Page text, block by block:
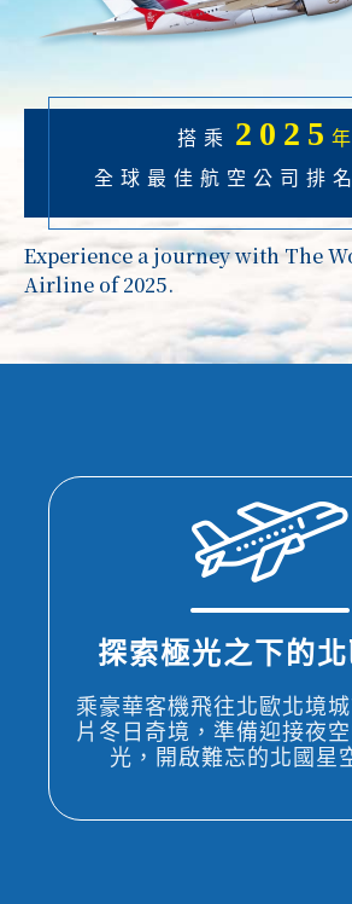
搭乘 2025 年
全球最佳航空公司排名
Experience a journey with The
Airline of 2025.
探索極光之下的
乘豪華客機飛往北歐北境
片冬日奇境，準備迎接夜
光，開啟難忘的北國星